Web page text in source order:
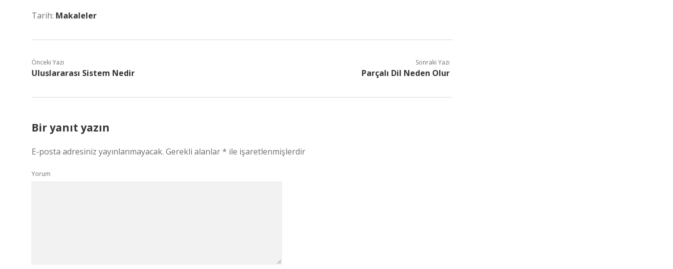
Tarih: Makaleler
Önceki Yazı
Uluslararası Sistem Nedir
Sonraki Yazı
Parçalı Dil Neden Olur
Bir yanıt yazın
E-posta adresiniz yayınlanmayacak. Gerekli alanlar* ile işaretlenmişlerdir
Yorum